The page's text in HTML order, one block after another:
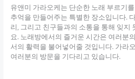
유앤미 가라오케는 단순한 노래 부르기
추억을 만들어주는 특별한 장소입니다.
리, 그리고 친구들과의 소통을 통해 잊지
요. 노래방에서의 즐거운 시간은 여러분
서의 활력을 불어넣어줄 것입니다. 가라
여러분의 방문을 기다리고 있습니다.